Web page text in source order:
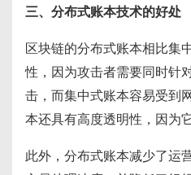
三、分布式账本技术的好处
区块链的分布式账本相比集
性，因为攻击者需要同时针
击，而集中式账本容易受到
本还具有高度透明性，因为
此外，分布式账本减少了运